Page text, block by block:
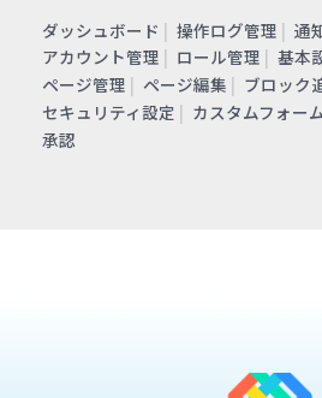
ダッシュボード 操作ログ管理
通
アカウント管理
ロール管理 基本
ページ管理
ページ編集
ブロック
セキュリティ設定
カスタムフォー
承認